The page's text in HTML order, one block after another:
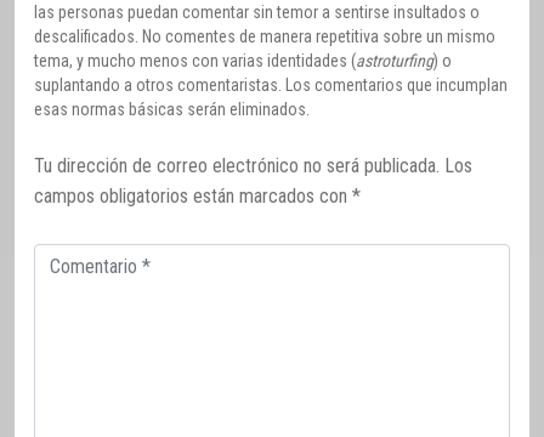
las personas puedan comentar sin temor a sentirse insultados o
descalificados. No comentes de manera repetitiva sobre un mismo
tema, y mucho menos con varias identidades (astroturfing) o
suplantando a otros comentaristas. Los comentarios que incumplan
esas normas básicas serán eliminados.
Tu dirección de correo electrónico no será publicada. Los
campos obligatorios están marcados con *
Comentario